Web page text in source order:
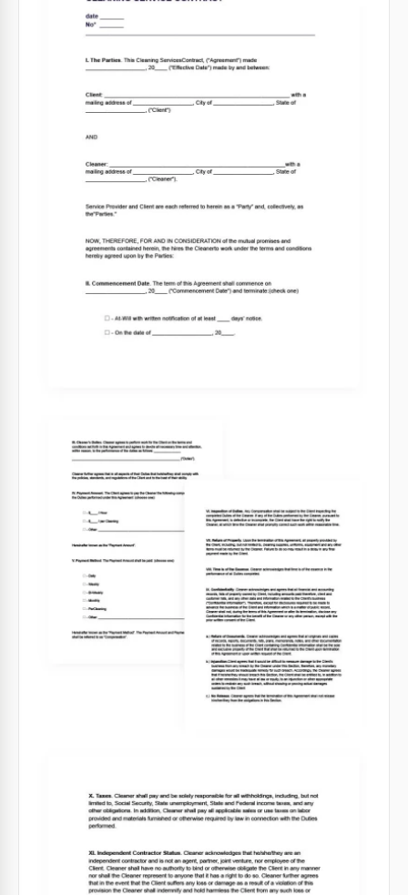
Contratto di Servizio di Pulizia
La tua azienda fornisce servizi di pulizia? Se desideri
lavorare con clienti di grandi dimensioni, dovresti
creare un Contratto di Servizi di Pulizia.
Google Docs